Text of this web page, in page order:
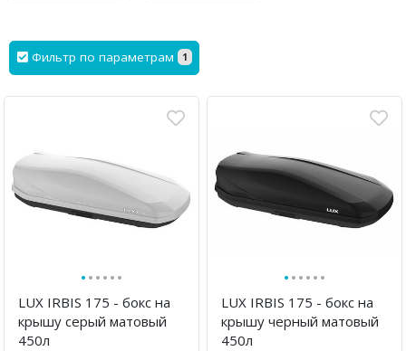
Фильтр по параметрам 1
······
LUX IRBIS 175 - бокс на
крышу серый матовый
450л
······
LUX IRBIS 175 - бокс на
крышу черный матовый
450л